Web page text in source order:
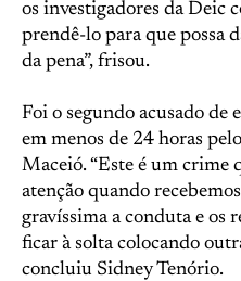
os investigadores da Deic
prendê-lo para que possa
da pena”, frisou.
Foi o segundo acusado de
em menos de 24 horas
Maceió. “Este é um crime
atenção quando
gravíssima a conduta e os
ficar à solta colocando
concluiu Sidney Tenório.